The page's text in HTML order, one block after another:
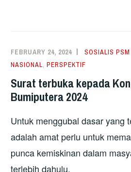
FEBRUARY 24, 2024 SOSIALIS PSM
NASIONAL,PERSPEKTIF
Surat terbuka kepada
Bumiputera 2024
Untuk menggubal dasar yang
adalah amat perlu untuk
punca kemiskinan dalam
terlebih dahulu.